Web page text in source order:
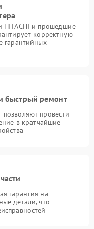
HITACHI и прошедшие
корректную
гарантийных
быстрый ремонт
провести
в кратчайшие
гарантия на
детали, что